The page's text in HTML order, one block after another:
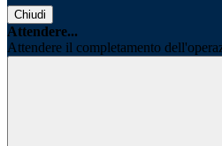
Chiudi
Attendere...
Attendere il completamento